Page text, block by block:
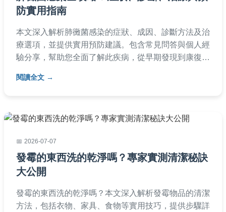
防實用指南
本文深入解析肺黴菌感染的症狀、成因、診斷方法及治
療選項，並提供實用預防建議。包含常見問答與個人經
驗分享，幫助您全面了解此疾病，從早期發現到康復過
業且易讀。
閱讀全文
2026-07-07
發霉的東西洗的乾淨嗎？專家實測清潔秘訣
大公開
發霉的東西洗的乾淨嗎？本文深入解析發霉物品的清潔
方法，包括衣物、家具、食物等實用技巧，提供步驟詳